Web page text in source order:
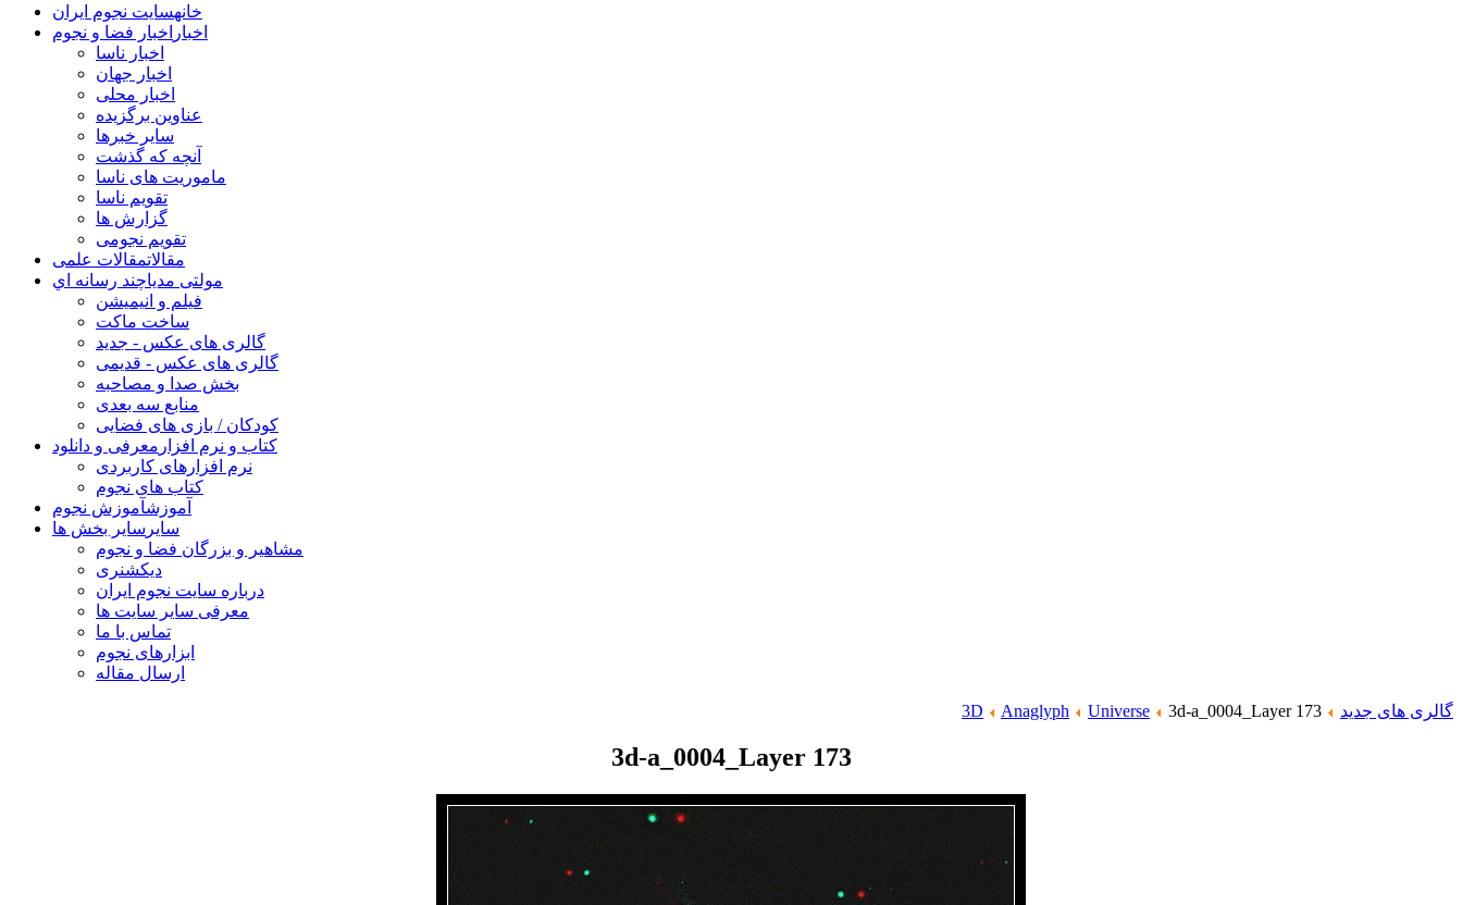
خانهسایت نجوم ایران
اخبار اخبار فضا و نجوم
اخبار ناسا
اخبار جهان
اخبار محلی
عناوین برگزیده
سایر خبرها
آنچه که گذشت
ماموریت های ناسا
تقویم ناسا
گزارش ها
تقویم نجومی
مقالاتمقالات علمی
مولتی مدیاچند رسانه اي
فیلم و انیمیشن
ساخت ماکت
گالری های عکس - جدید
گالری های عکس - قدیمی
بخش صدا و مصاحبه
منابع سه بعدی
کودکان / بازی های فضایی
کتاب و نرم افزار معرفی و دانلود
نرم افزارهای کاربردی
کتاب های نجوم
آموزشآموزش نجوم
سایر سایر بخش ها
مشاهیر و بزرگان فضا و نجوم
دیکشنری
درباره سایت نجوم ایران
معرفی سایر سایت ها
تماس با ما
ابزارهای نجوم
ارسال مقاله
گالری های جدید 3D Anaglyph Universe 3d-a_0004_Layer 173
3d-a_0004_Layer 173